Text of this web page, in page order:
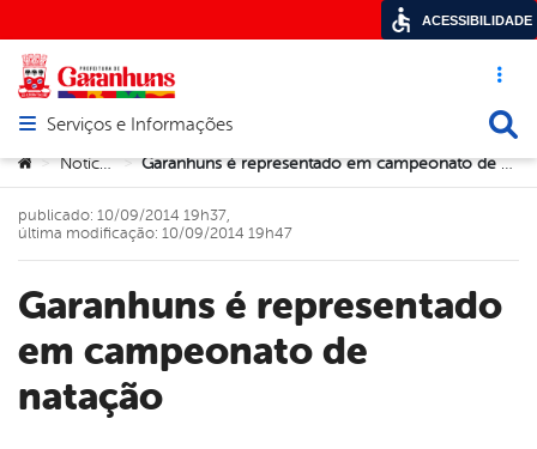
Acesso
Abrir menu principal de navegação
Serviços e Informações
Você está aqui:
> Notícias > Garanhuns é representado em campeonato de natação
Garanhuns é representado
em campeonato de
natação
publicado: 10/09/2014 19h37,
última modificação: 10/09/2014 19h47
ACESSIBILIDADE